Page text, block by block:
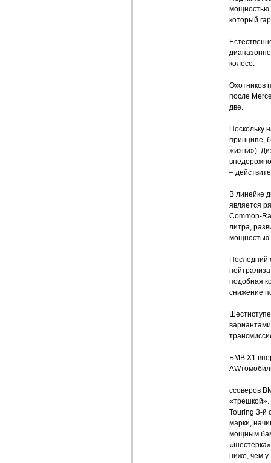
мощностью
который
колесе.
Охотников
после
две.
Поскольку
принципе,
жизни»).
–
В линейке
является
Common-
литра,
мощностью
Последний
подобная
снижение
БМВ Х1
ссоверов
«трешкой».
Touring 3-й
марки,
мощным
ниже, чем у